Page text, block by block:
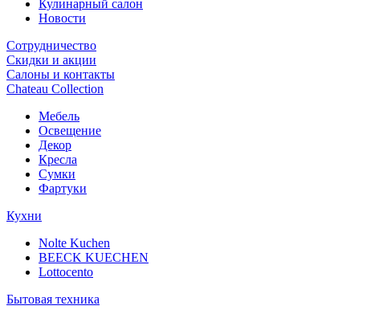
Кулинарный салон
Новости
Сотрудничество
Скидки и акции
Салоны и контакты
Chateau Collection
Мебель
Освещение
Декор
Кресла
Сумки
Фартуки
Кухни
Nolte Kuchen
BEECK KUECHEN
Lottocento
Бытовая техника